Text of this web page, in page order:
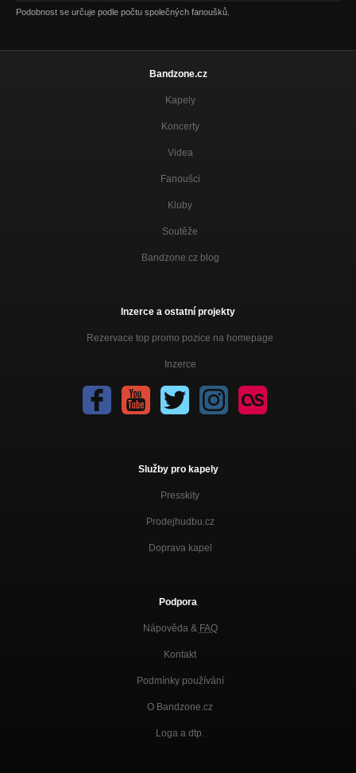
Podobnost se určuje podle počtu společných fanoušků.
Bandzone.cz
Kapely
Koncerty
Videa
Fanoušci
Kluby
Soutěže
Bandzone.cz blog
Inzerce a ostatní projekty
Rezervace top promo pozice na homepage
Inzerce
Služby pro kapely
Presskity
Prodejhudbu.cz
Doprava kapel
Podpora
Nápověda & FAQ
Kontakt
Podmínky používání
O Bandzone.cz
Loga a dtp.